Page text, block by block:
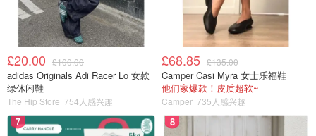
£20.00 £100.00
adidas Originals Adi Racer Lo 女款
绿休闲鞋
The Hip Store 754人感兴趣
£68.85 £135.00
Camper Casi Myra 女士乐福鞋
他们家爆款！皮质超软~
Camper 735人感兴趣
7 8